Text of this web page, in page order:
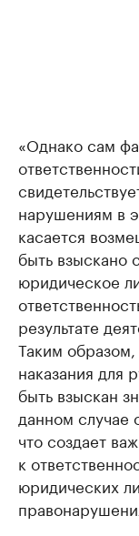
«Однако сам
нарушениям в
касается
быть взыскано
юридическое
результате
Таким
наказания для
быть взыскан
данном случае
что создает
к
юридических